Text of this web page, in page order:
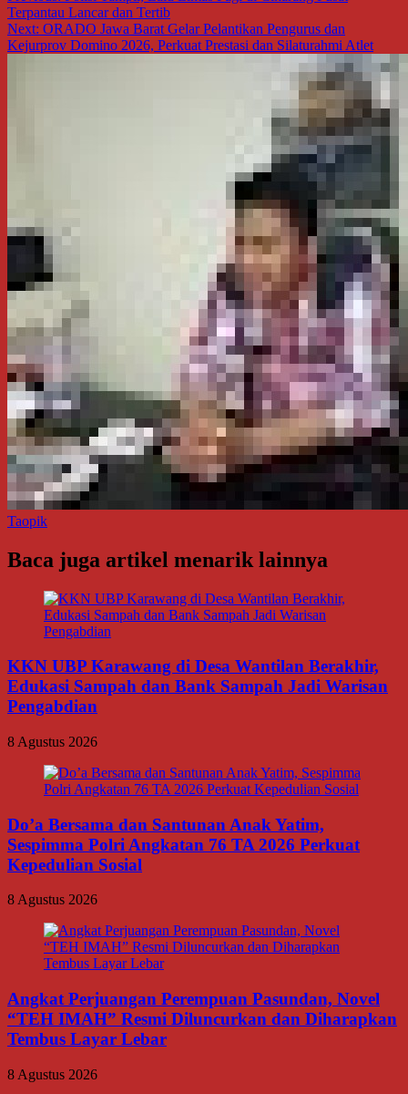
pos
Terpantau Lancar dan Tertib
Next: ORADO Jawa Barat Gelar Pelantikan Pengurus dan
Kejurprov Domino 2026, Perkuat Prestasi dan Silaturahmi Atlet
Taopik
Baca juga artikel menarik lainnya
KKN UBP Karawang di Desa Wantilan Berakhir,
Edukasi Sampah dan Bank Sampah Jadi Warisan
Pengabdian
8 Agustus 2026
Do’a Bersama dan Santunan Anak Yatim,
Sespimma Polri Angkatan 76 TA 2026 Perkuat
Kepedulian Sosial
8 Agustus 2026
Angkat Perjuangan Perempuan Pasundan, Novel
“TEH IMAH” Resmi Diluncurkan dan Diharapkan
Tembus Layar Lebar
8 Agustus 2026